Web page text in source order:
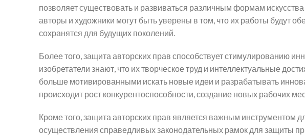
позволяет существовать и развиваться различным формам
авторы и художники могут быть уверены в том, что их работы будут
сохранятся для будущих поколений.
Более того, защита авторских прав способствует стимулированию
изобретатели знают, что их творческое труд и интеллектуальные
больше мотивированными искать новые идеи и разрабатывать
происходит рост конкурентоспособности, создание новых рабочих
Кроме того, защита авторских прав является важным инструментом
осуществления справедливых законодательных рамок для защиты